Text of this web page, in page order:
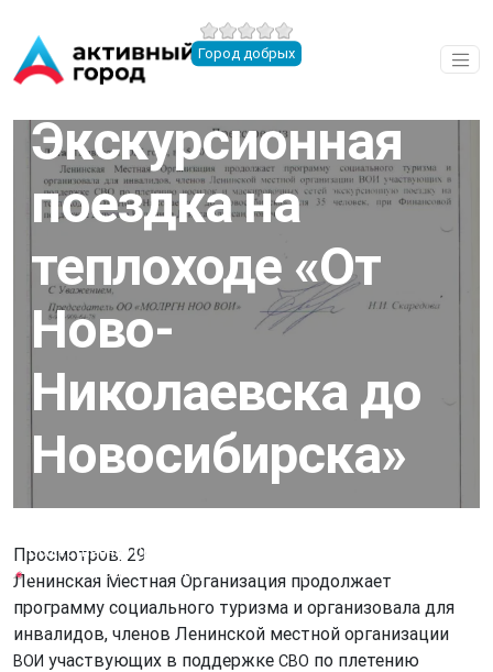
Город добрых
Экскурсионная
поездка на
теплоходе «От
Ново-
Николаевска до
Новосибирска»
Общественная Организация «Местная организация Ленинского
района города Новосибирска Новосибирской областной
организации Всероссийского общества инвалидов».
Просмотров: 29
Ленинская Местная Организация продолжает
программу социального туризма и организовала для
инвалидов, членов Ленинской местной организации
ВОИ участвующих в поддержке СВО по плетению